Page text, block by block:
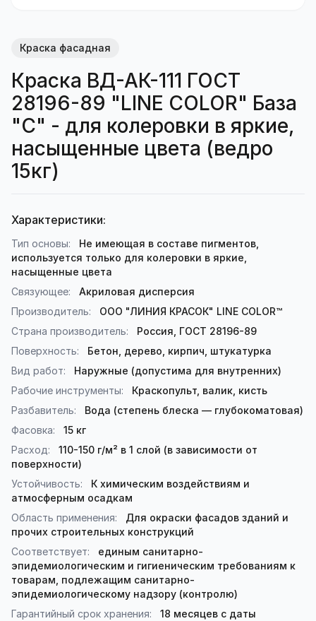
Краска фасадная
Краска ВД-АК-111 ГОСТ
28196-89 "LINE COLOR" База
"C" - для колеровки в яркие,
насыщенные цвета (ведро
15кг)
Характеристики:
Тип основы:
Не имеющая в составе пигментов,
используется только для колеровки в яркие,
насыщенные цвета
Связующее:
Акриловая дисперсия
Производитель:
ООО "ЛИНИЯ КРАСОК" LINE COLOR™
Страна производитель:
Россия, ГОСТ 28196-89
Поверхность:
Бетон, дерево, кирпич, штукатурка
Вид работ:
Наружные (допустима для внутренних)
Рабочие инструменты:
Краскопульт, валик, кисть
Разбавитель:
Вода (степень блеска — глубокоматовая)
Фасовка:
15 кг
Расход:
110-150 г/м² в 1 слой (в зависимости от
поверхности)
Устойчивость:
К химическим воздействиям и
атмосферным осадкам
Область применения:
Для окраски фасадов зданий и
прочих строительных конструкций
Соответствует:
единым санитарно-
эпидемиологическим и гигиеническим требованиям к
товарам, подлежащим санитарно-
эпидемиологическому надзору (контролю)
Гарантийный срок хранения:
18 месяцев с даты